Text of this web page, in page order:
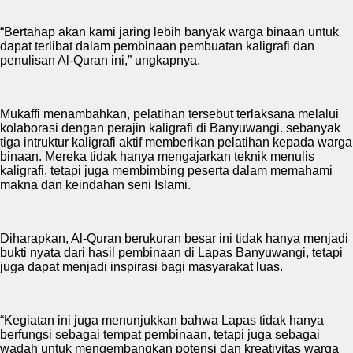
“Bertahap akan kami jaring lebih banyak warga binaan untuk
dapat terlibat dalam pembinaan pembuatan kaligrafi dan
penulisan Al-Quran ini,” ungkapnya.
Mukaffi menambahkan, pelatihan tersebut terlaksana melalui
kolaborasi dengan perajin kaligrafi di Banyuwangi. sebanyak
tiga intruktur kaligrafi aktif memberikan pelatihan kepada warga
binaan. Mereka tidak hanya mengajarkan teknik menulis
kaligrafi, tetapi juga membimbing peserta dalam memahami
makna dan keindahan seni Islami.
Diharapkan, Al-Quran berukuran besar ini tidak hanya menjadi
bukti nyata dari hasil pembinaan di Lapas Banyuwangi, tetapi
juga dapat menjadi inspirasi bagi masyarakat luas.
“Kegiatan ini juga menunjukkan bahwa Lapas tidak hanya
berfungsi sebagai tempat pembinaan, tetapi juga sebagai
wadah untuk mengembangkan potensi dan kreativitas warga